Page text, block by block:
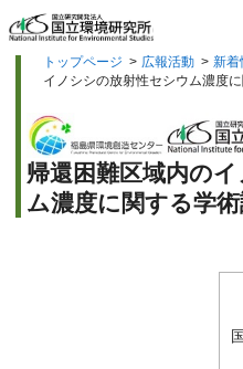
トップページ > 広報活動 > 新着
イノシシの放射性セシウム濃度
帰還困難区域内の
ム濃度に関する学